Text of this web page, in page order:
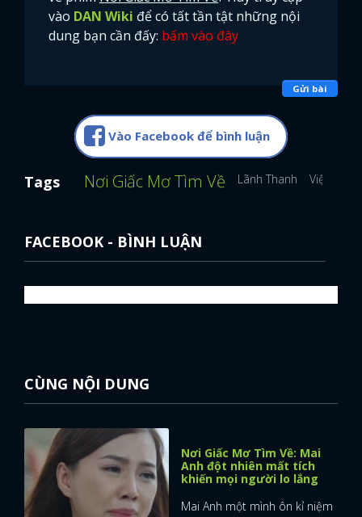
vào DAN Wiki để có tất tần tật những nội
dung bạn cần đấy: bấm vào đây
Gửi bài
Vào Facebook để bình luận
Tags Nơi Giấc Mơ Tìm Về Lãnh Thanh Việt Hoa
FACEBOOK - BÌNH LUẬN
CÙNG NỘI DUNG
Nơi Giấc Mơ Tìm Về: Mai
Anh đột nhiên mất tích
khiến mọi người lo lắng
Mai Anh một mình ôn kỉ niệm